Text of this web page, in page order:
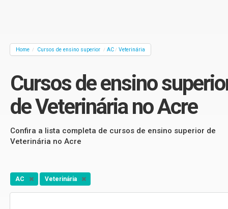
Home / Cursos de ensino superior / AC / Veterinária
Cursos de ensino
de Veterinária no Acre
Confira a lista completa de cursos de ensino superior de
Veterinária no Acre
AC Veterinária